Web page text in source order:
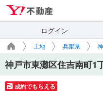
ログイン
土地 兵庫県
神戸市東灘区住吉南町1
成約でもらえる